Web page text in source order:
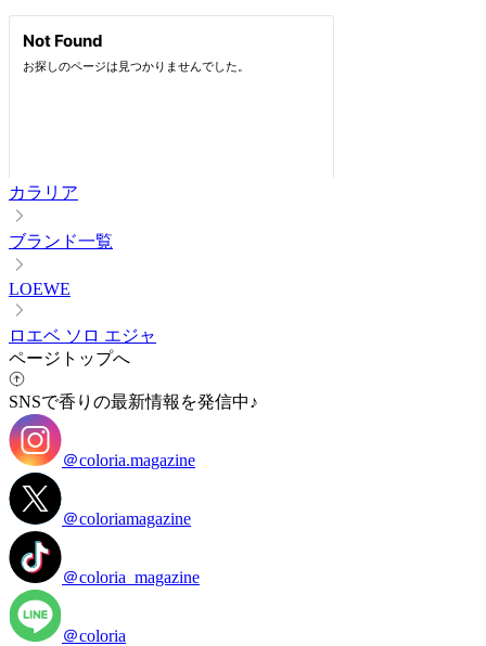
カラリア
ブランド一覧
LOEWE
ロエベ ソロ エジャ
ページトップへ
SNSで香りの最新情報を発信中♪
＠coloria.magazine
＠coloriamagazine
＠coloria_magazine
＠coloria